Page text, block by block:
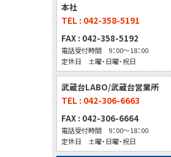
本社
TEL : 042-358-5191
FAX : 042-358-5192
電話受付時間 9：00～18：00
定休日 土曜・日曜・祝日
武蔵台LABO/武蔵台営業所
TEL : 042-306-6663
FAX : 042-306-6664
電話受付時間 9：00～18：00
定休日 土曜・日曜・祝日